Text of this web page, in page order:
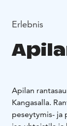
Erlebnis
Apilan
Kangasalla.
peseytymis- ja